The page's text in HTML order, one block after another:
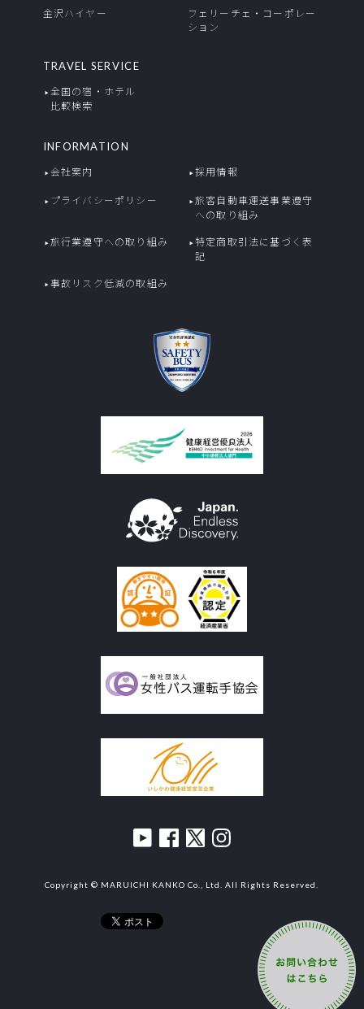
金沢ハイヤー
フェリーチェ・コーポレー
ション
TRAVEL SERVICE
全国の宿・ホテル
比較検索
INFORMATION
会社案内 採用情報
プライバシーポリシー
旅客自動車運送事業遵守
への取り組み
旅行業遵守への取り組み
特定商取引法に基づく表
記
事故リスク低減の取組み
Copyright © MARUICHI KANKO Co., Ltd. All Rights Reserved.